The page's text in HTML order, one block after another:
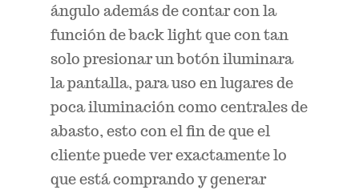
ángulo además de contar con la
función de back light que con tan
solo presionar un botón iluminara
la pantalla, para uso en lugares de
poca iluminación como centrales de
abasto, esto con el fin de que el
cliente puede ver exactamente lo
que está comprando y generar